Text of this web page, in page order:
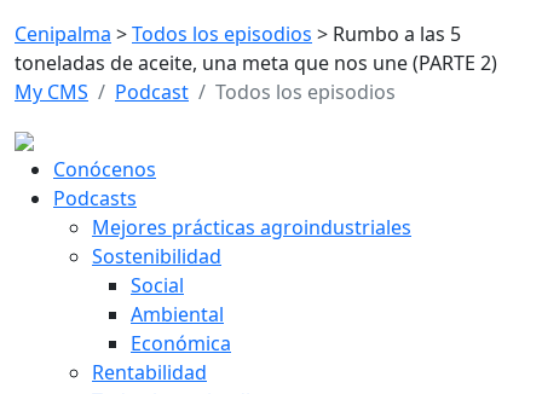
Cenipalma >Todos los episodios > Rumbo a las 5
toneladas de aceite, una meta que nos une (PARTE 2)
My CMS
Podcast Todos los episodios
Conócenos
Podcasts
Mejores prácticas agroindustriales
Sostenibilidad
Social
Ambiental
Económica
Rentabilidad